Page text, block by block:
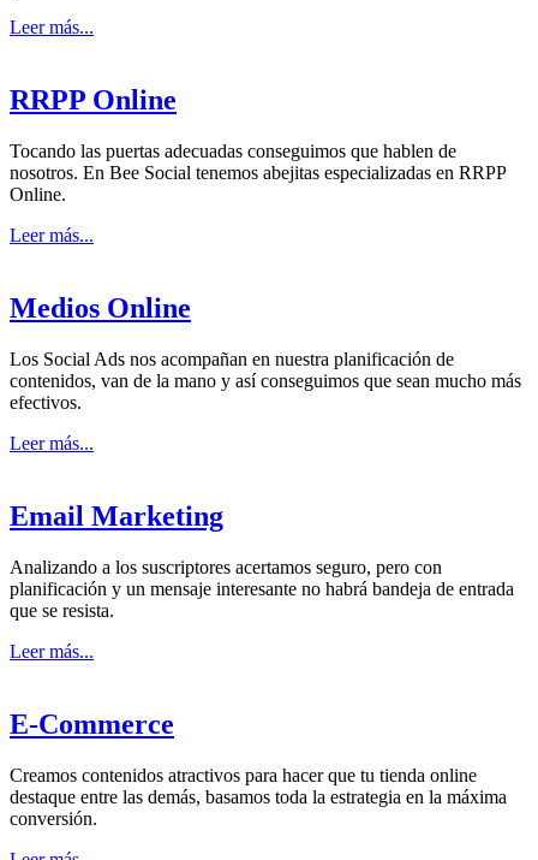
Leer más...
RRPP Online
Tocando las puertas adecuadas conseguimos que hablen de
nosotros. En Bee Social tenemos abejitas especializadas en RRPP
Online.
Leer más...
Medios Online
Los Social Ads nos acompañan en nuestra planificación de
contenidos, van de la mano y así conseguimos que sean mucho más
efectivos.
Leer más...
Email Marketing
Analizando a los suscriptores acertamos seguro, pero con
planificación y un mensaje interesante no habrá bandeja de entrada
que se resista.
Leer más...
E-Commerce
Creamos contenidos atractivos para hacer que tu tienda online
destaque entre las demás, basamos toda la estrategia en la máxima
conversión.